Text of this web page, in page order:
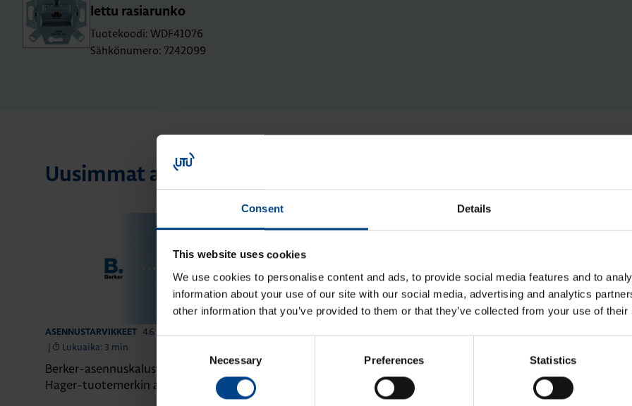
Consent Details
This website uses cookies
We use cookies to personalise content and ads, to provide social media features and to
information about your use of our site with our social media, advertising and analytics
other information that you’ve provided to them or that they’ve collected from your use of
Necessary Preferences Statistics
let­tu ra­sia­run­ko
Tuotekoodi: WDF41076
Sähkönumero: 7242099
Uusimmat artikkelit aiheesta Asennustarvikkeet
ASENNUSTARVIKKEET
4.6.2026
|
Lukuaika: 3 min
Berker-asennuskalusteet siirtyvät
Hager-tuotemerkin alle
Domovea – älykodin toiminnot
yhdessä järjestelmässä
Matter – uusi älykotistandardi